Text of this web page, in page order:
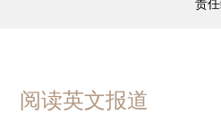
阅读英文报道